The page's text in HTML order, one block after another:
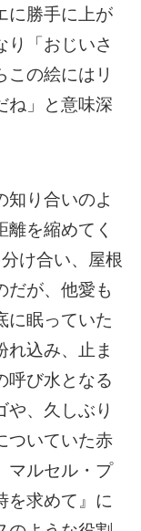
に勝手に上が
り「おじいさ
この絵にはリ
ね」と意味深
知り合いのよ
を縮めてく
け合い、屋根
だが、他愛も
に眠っていた
れ込み、止ま
呼び水となる
や、久しぶり
ついていた赤
マルセル・プ
を求めて』に